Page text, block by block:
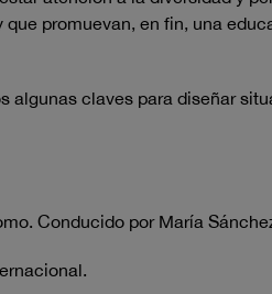
promuevan, en fin, una
algunas claves para diseñar
Conducido por María